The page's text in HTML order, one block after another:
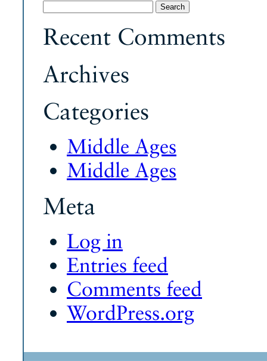
for:
Recent Comments
Archives
Categories
Middle Ages
Middle Ages
Meta
Log in
Entries feed
Comments feed
WordPress.org